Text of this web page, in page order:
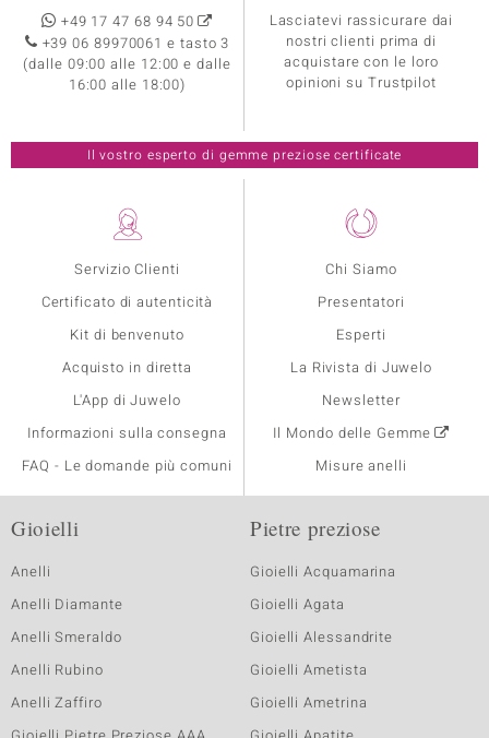
Servizio Clienti
Certificato di autenticità
Kit di benvenuto
Acquisto in diretta
L'App di Juwelo
Informazioni sulla consegna
FAQ - Le domande più comuni
Chi Siamo
Presentatori
Esperti
La Rivista di Juwelo
Newsletter
Il Mondo delle Gemme
Misure anelli
+49 17 47 68 94 50
+39 06 89970061 e tasto 3
(dalle 09:00 alle 12:00 e dalle
16:00 alle 18:00)
Lasciatevi rassicurare dai
nostri clienti prima di
acquistare con le loro
opinioni su Trustpilot
Il vostro esperto di gemme preziose certificate
Gioielli
Anelli
Anelli Diamante
Anelli Smeraldo
Anelli Rubino
Anelli Zaffiro
Pietre preziose
Gioielli Acquamarina
Gioielli Agata
Gioielli Alessandrite
Gioielli Ametista
Gioielli Ametrina